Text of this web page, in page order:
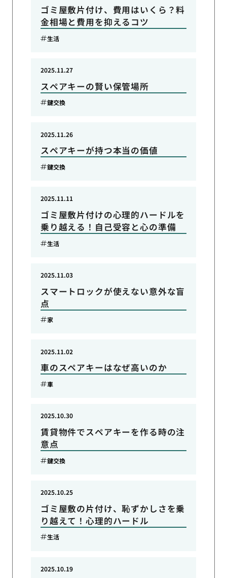
ゴミ屋敷片付け、費用はいくら？料
金相場と費用を抑えるコツ
生活
スペアキーの賢い保管場所
2025.11.27
鍵交換
スペアキーが持つ本当の価値
2025.11.26
鍵交換
ゴミ屋敷片付けの心理的ハードルを
乗り越える！自己受容と心の準備
2025.11.11
生活
スマートロックが使えない意外な盲
点
2025.11.03
家
車のスペアキーはなぜ高いのか
2025.11.02
車
賃貸物件でスペアキーを作る時の注
意点
2025.10.30
鍵交換
ゴミ屋敷の片付け、恥ずかしさを乗
り越えて！心理的ハードル
2025.10.25
生活
2025.10.19